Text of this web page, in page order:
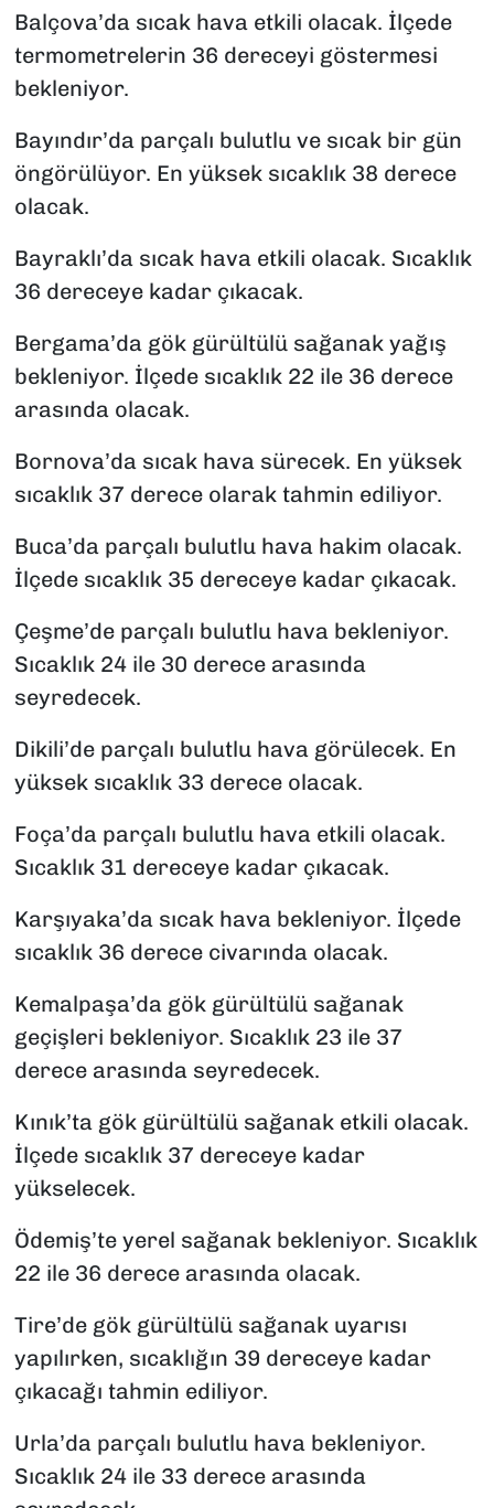
Balçova’da sıcak hava etkili olacak. İlçede
termometrelerin 36 dereceyi göstermesi
bekleniyor.
Bayındır’da parçalı bulutlu ve sıcak bir gün
öngörülüyor. En yüksek sıcaklık 38 derece
olacak.
Bayraklı’da sıcak hava etkili olacak. Sıcaklık
36 dereceye kadar çıkacak.
Bergama’da gök gürültülü sağanak yağış
bekleniyor. İlçede sıcaklık 22 ile 36 derece
arasında olacak.
Bornova’da sıcak hava sürecek. En yüksek
sıcaklık 37 derece olarak tahmin ediliyor.
Buca’da parçalı bulutlu hava hakim olacak.
İlçede sıcaklık 35 dereceye kadar çıkacak.
Çeşme’de parçalı bulutlu hava bekleniyor.
Sıcaklık 24 ile 30 derece arasında
seyredecek.
Dikili’de parçalı bulutlu hava görülecek. En
yüksek sıcaklık 33 derece olacak.
Foça’da parçalı bulutlu hava etkili olacak.
Sıcaklık 31 dereceye kadar çıkacak.
Karşıyaka’da sıcak hava bekleniyor. İlçede
sıcaklık 36 derece civarında olacak.
Kemalpaşa’da gök gürültülü sağanak
geçişleri bekleniyor. Sıcaklık 23 ile 37
derece arasında seyredecek.
Kınık’ta gök gürültülü sağanak etkili olacak.
İlçede sıcaklık 37 dereceye kadar
yükselecek.
Ödemiş’te yerel sağanak bekleniyor. Sıcaklık
22 ile 36 derece arasında olacak.
Tire’de gök gürültülü sağanak uyarısı
yapılırken, sıcaklığın 39 dereceye kadar
çıkacağı tahmin ediliyor.
Urla’da parçalı bulutlu hava bekleniyor.
Sıcaklık 24 ile 33 derece arasında